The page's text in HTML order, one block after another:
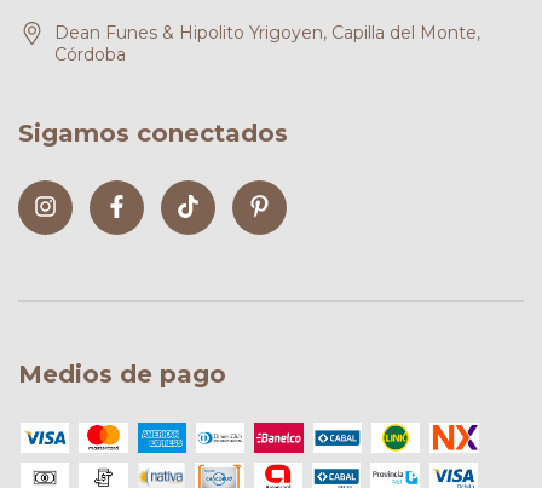
Dean Funes & Hipolito Yrigoyen, Capilla del Monte,
Córdoba
Sigamos conectados
Medios de pago